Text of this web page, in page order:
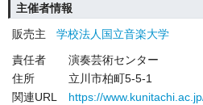
主催者情報
販売主
学校法人国立音楽大学
責任者
演奏芸術センター
住所
立川市柏町5-5-1
関連URL
https://